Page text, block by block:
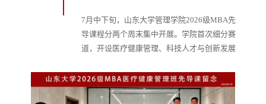
7月中下旬，山东大学管理学院2026级MBA先
导课程分两个周末集中开展。学院首次细分赛
道，开设医疗健康管理、科技人才与创新发展
MBA首个医管交叉特色班级。本次先导课由
辛杰教授主讲，两大方向新生同台研学，正式